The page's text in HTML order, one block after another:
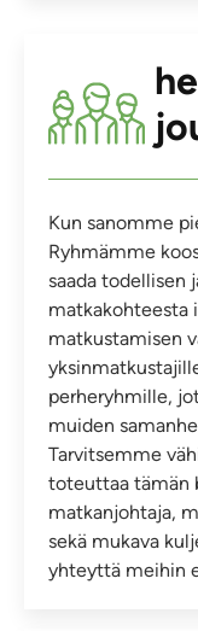
Kun sanomme
Ryhmämme
saada todellisen
matkakohteesta
matkustamisen
perheryhmille,
muiden
Tarvitsemme
toteuttaa tämän
matkanjohtaja,
sekä mukava
yhteyttä meihin